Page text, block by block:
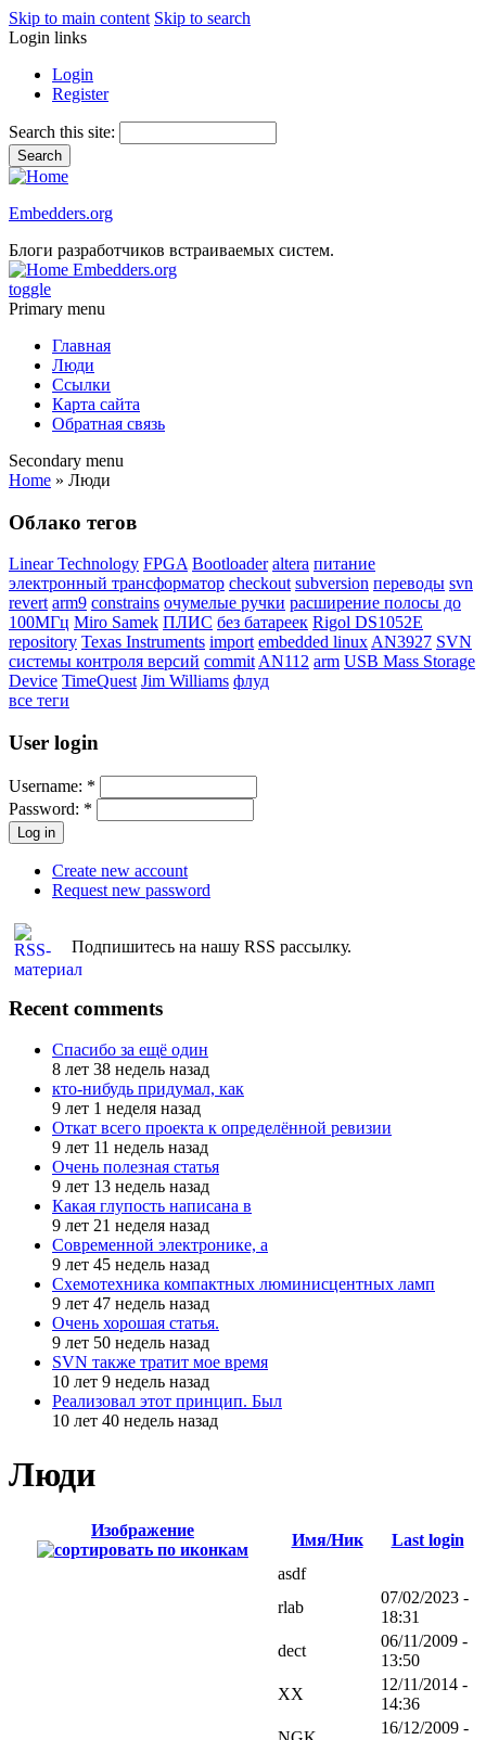
Skip to main content Skip to search
Login links
Login
Register
Search this site:
Embedders.org
Блоги разработчиков встраиваемых систем.
Embedders.org
toggle
Primary menu
Главная
Люди
Ссылки
Карта сайта
Обратная связь
Secondary menu
Home » Люди
Облако тегов
Linear Technology FPGA Bootloader altera питание
электронный трансформатор checkout subversion переводы svn
revert arm9 constrains очумелые ручки расширение полосы до
100МГц Miro Samek ПЛИС без батареек Rigol DS1052E
repository Texas Instruments import embedded linuxAN3927 SVN
системы контроля версий commitAN112 arm USB Mass Storage
Device TimeQuest Jim Williams флуд
все теги
User login
Username: *
Password: *
Create new account
Request new password
Подпишитесь на нашу RSS рассылку.
Recent comments
Спасибо за ещё один
8 лет 38 недель назад
кто-нибудь придумал, как
9 лет 1 неделя назад
Откат всего проекта к определённой ревизии
9 лет 11 недель назад
Очень полезная статья
9 лет 13 недель назад
Какая глупость написана в
9 лет 21 неделя назад
Современной электронике, а
9 лет 45 недель назад
Схемотехника компактных люминисцентных ламп
9 лет 47 недель назад
Очень хорошая статья.
9 лет 50 недель назад
SVN также тратит мое время
10 лет 9 недель назад
Реализовал этот принцип. Был
10 лет 40 недель назад
Люди
Изображение
Имя/Ник
Last login
asdf
rlab
07/02/2023 -
18:31
dect
06/11/2009 -
13:50
XX
12/11/2014 -
14:36
16/12/2009 -